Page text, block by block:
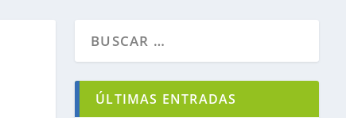
ÚLTIMAS ENTRADAS